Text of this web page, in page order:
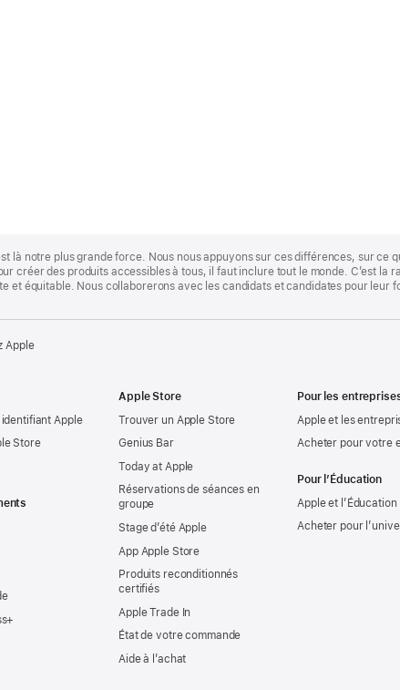
là notre plus grande force. Nous nous appuyons sur ces différences, sur ce
créer des produits accessibles à tous, il faut inclure tout le monde. C’est la
et équitable. Nous collaborerons avec les candidats et candidates pour leur
Apple
Apple
Store
Apple Store
Trouver un Apple Store
Genius Bar
Today at Apple
Réservations de séances en
groupe
Stage d’été Apple
App Apple Store
Produits reconditionnés
certifiés
Apple Trade In
État de votre commande
Aide à l’achat
Pour les
Apple et les
Acheter pour votre
Pour l’Éducation
Apple et l’Éducation
Acheter pour